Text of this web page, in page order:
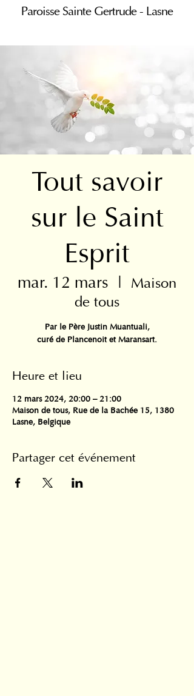
Paroisse Sainte Gertrude - Lasne
Tout savoir
sur le Saint
Esprit
mar. 12 mars
  |
Maison
de tous
Par le Père Justin Muantuali,
curé de Plancenoit et Maransart.
Heure et lieu
12 mars 2024, 20:00 – 21:00
Maison de tous, Rue de la Bachée 15, 1380
Lasne, Belgique
Partager cet événement